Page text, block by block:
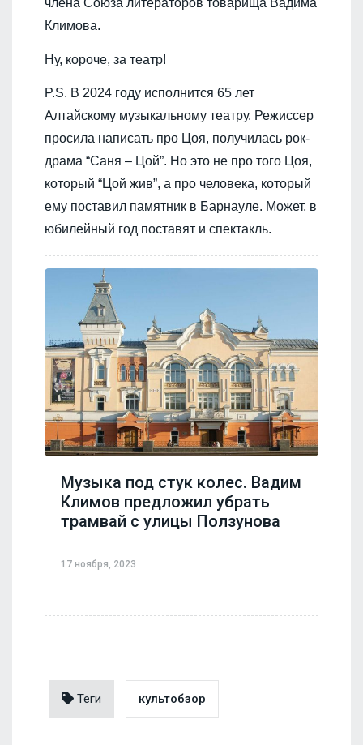
члена Союза литераторов товарища Вадима
Климова.
Ну, короче, за театр!
P.S. В 2024 году исполнится 65 лет
Алтайскому музыкальному театру. Режиссер
просила написать про Цоя, получилась рок-
драма “Саня – Цой”. Но это не про того Цоя,
который “Цой жив”, а про человека, который
ему поставил памятник в Барнауле. Может, в
юбилейный год поставят и спектакль.
Музыка под стук колес. Вадим
Климов предложил убрать
трамвай с улицы Ползунова
17 ноября, 2023
Теги культобзор